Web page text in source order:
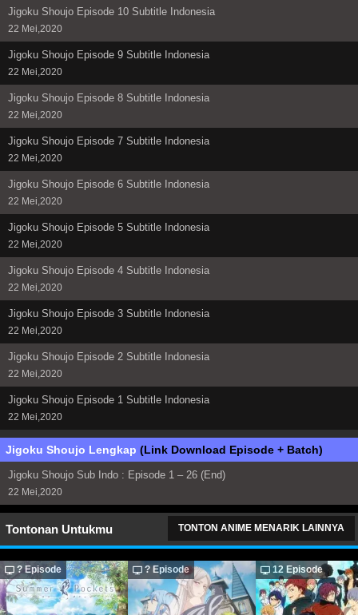
Jigoku Shoujo Episode 10 Subtitle Indonesia
22 Mei,2020
Jigoku Shoujo Episode 9 Subtitle Indonesia
22 Mei,2020
Jigoku Shoujo Episode 8 Subtitle Indonesia
22 Mei,2020
Jigoku Shoujo Episode 7 Subtitle Indonesia
22 Mei,2020
Jigoku Shoujo Episode 6 Subtitle Indonesia
22 Mei,2020
Jigoku Shoujo Episode 5 Subtitle Indonesia
22 Mei,2020
Jigoku Shoujo Episode 4 Subtitle Indonesia
22 Mei,2020
Jigoku Shoujo Episode 3 Subtitle Indonesia
22 Mei,2020
Jigoku Shoujo Episode 2 Subtitle Indonesia
22 Mei,2020
Jigoku Shoujo Episode 1 Subtitle Indonesia
22 Mei,2020
Jigoku Shoujo Lengkap (Link Download Episode + Batch)
Jigoku Shoujo Sub Indo : Episode 1 – 26 (End)
22 Mei,2020
Tontonan Untukmu TONTON ANIME MENARIK LAINNYA
? Episode ? Episode 12 Episode